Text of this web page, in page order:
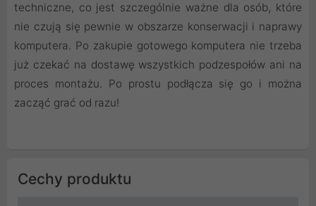
techniczne, co jest szczególnie ważne dla osób, które
nie czują się pewnie w obszarze konserwacji i naprawy
komputera. Po zakupie gotowego komputera nie trzeba
już czekać na dostawę wszystkich podzespołów ani na
proces montażu. Po prostu podłącza się go i można
zacząć grać od razu!
Cechy produktu